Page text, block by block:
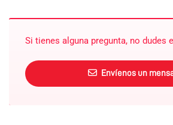
Si tienes alguna pregunta, no dudes
Envíenos un